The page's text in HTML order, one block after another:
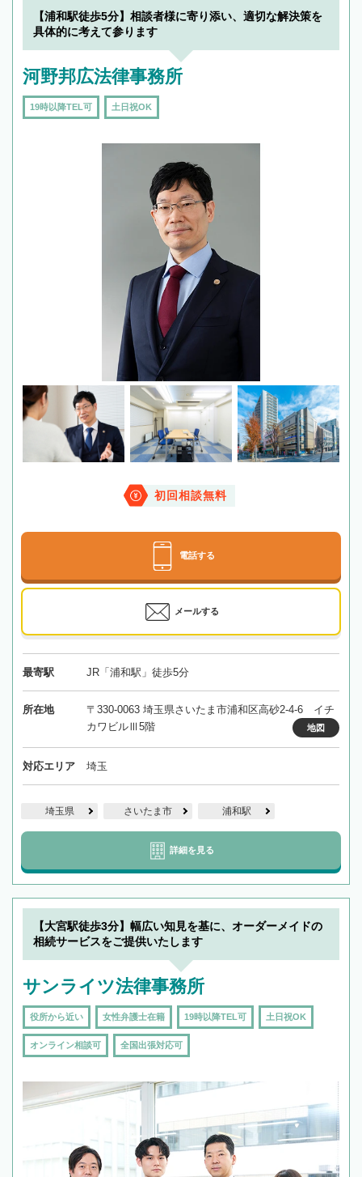
【浦和駅徒歩5分】相談者様に寄り添い、適切な解決策を
具体的に考えて参ります
河野邦広法律事務所
19時以降TEL可 土日祝OK
初回相談無料
電話する
メールする
最寄駅 JR「浦和駅」徒歩5分
所在地
〒330-0063 埼玉県さいたま市浦和区高砂2-4-6 イチ
カワビルⅢ5階
地図
対応エリア 埼玉
埼玉県 さいたま市 浦和駅
詳細を見る
【大宮駅徒歩3分】幅広い知見を基に、オーダーメイドの
相続サービスをご提供いたします
サンライツ法律事務所
役所から近い 女性弁護士在籍 19時以降TEL可 土日祝OK
オンライン相談可 全国出張対応可